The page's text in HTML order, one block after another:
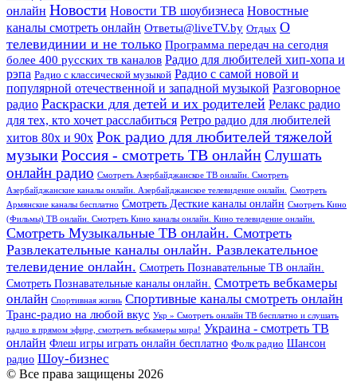
онлайн Новости Новости ТВ шоубизнеса Новостные
каналы смотреть онлайн Ответы@liveTV.by Отдых О
телевидинии и не только Программа передач на сегодня
более 400 русских тв каналов Радио для любителей хип-хопа и
рэпа Радио с классической музыкой Радио с самой новой и
популярной отечественной и западной музыкой Разговорное
радио Раскраски для детей и их родителей Релакс радио
для тех, кто хочет расслабиться Ретро радио для любителей
хитов 80х и 90х Рок радио для любителей тяжелой
музыкиРоссия - смотреть ТВ онлайнСлушать
онлайн радио Смотреть Азербайджанское ТВ онлайн. Смотреть
Азербайджанские каналы онлайн. Азербайджанское телевидение онлайн.
Смотреть
Армянские каналы бесплатно Смотреть Десткие каналы онлайн Смотреть Кино
(Фильмы) ТВ онлайн. Смотреть Кино каналы онлайн. Кино телевидение онлайн.
Смотреть Музыкальные ТВ онлайн. Смотреть
Развлекательные каналы онлайн. Развлекательное
телевидение онлайн. Смотреть Познавательные ТВ онлайн.
Смотреть Познавательные каналы онлайн. Смотреть вебкамеры
онлайн Спортивная жизнь Спортивные каналы смотреть онлайн
Транс-радио на любой вкус Укр » Смотреть онлайн ТВ бесплатно и слушать
радио в прямом эфире, смотреть вебкамеры мира! Украина - смотреть ТВ
онлайн Флеш игры играть онлайн бесплатно Фолк радио Шансон
радио Шоу-бизнес
© Все права защищены 2026